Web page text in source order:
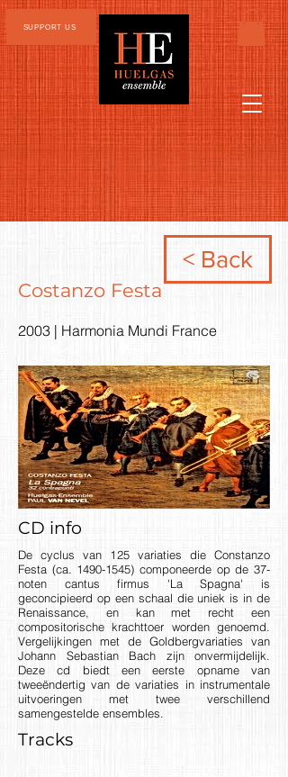
SUPPORT US
< Back
Costanzo Festa
2003 | Harmonia Mundi France
CD info
De cyclus van 125 variaties die Constanzo
Festa (ca. 1490-1545) componeerde op de 37-
noten cantus firmus 'La Spagna' is
geconcipieerd op een schaal die uniek is in de
Renaissance, en kan met recht een
compositorische krachttoer worden genoemd.
Vergelijkingen met de Goldbergvariaties van
Johann Sebastian Bach zijn onvermijdelijk.
Deze cd biedt een eerste opname van
tweeëndertig van de variaties in instrumentale
uitvoeringen met twee verschillend
samengestelde ensembles.
Tracks